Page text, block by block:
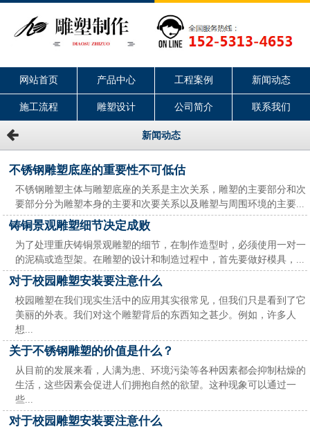
网站首页 产品中心 工程案例 新闻动态
施工流程 雕塑设计 公司简介 联系我们
新闻动态
不锈钢雕塑底座的重要性不可低估
不锈钢雕塑主体与雕塑底座的关系是主次关系，雕塑的主要部分和次
要部分分为雕塑本身的主要和次要关系以及雕塑与周围环境的主要...
铸铜景观雕塑细节决定成败
为了处理重庆铸铜景观雕塑的细节，在制作造型时，必须使用一对一
的泥稿或造型架。在雕塑的设计和制造过程中，首先要做好模具，...
对于校园雕塑安装要注意什么
校园雕塑在我们现实生活中的应用其实很常见，但我们只是看到了它
美丽的外表。我们对这个雕塑背后的东西知之甚少。例如，许多人
想...
关于不锈钢雕塑的价值是什么？
从目前的发展来看，人满为患、环境污染等各种因素都会抑制枯燥的
生活，这些因素会促进人们拥抱自然的欲望。这种现象可以通过一
些...
对于校园雕塑安装要注意什么